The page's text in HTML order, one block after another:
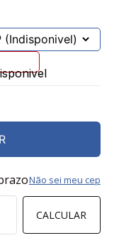
CALCULAR
Não sei meu cep